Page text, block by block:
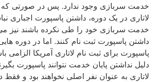
خدمت سربازی وجود ندارد. پس در صورتی که
لاتاری در یک دوره، داشتن پاسپورت اجباری
خدمت سربازی خود را طی نکرده باشند نیز می
داشتن پاسپورت ثبت نام کنند. اما در دوره
پاسپورت برای ثبت نام لاتاری آمریکا الزامی
دلیل نداشتن پایان خدمت نتوانند پاسپورت
لاتاری به عنوان نفر اصلی نخواهند بود و